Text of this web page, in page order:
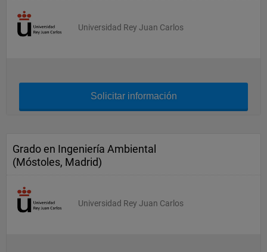
Universidad Rey Juan Carlos
Solicitar información
Grado en Ingeniería Ambiental
(Móstoles, Madrid)
Universidad Rey Juan Carlos